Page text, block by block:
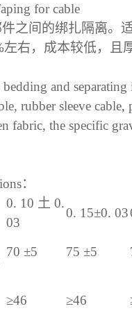
for cable
之间的绑扎隔离。
左右，成本较低，且
and separating
rubber sleeve
fabric, the specific
：
0. 10 土 0.
03
0. 15±0. 03
70 ±5 75 ±5
≥46 ≥46